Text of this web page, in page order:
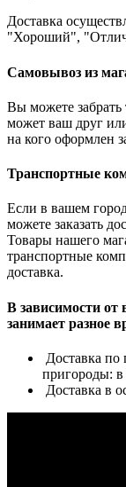
Доставка
"Хороший",
Самовывоз из
Вы можете забрать
может ваш друг
на кого оформлен
Транспортные
Если в вашем
можете заказать
Товары нашего
транспортные
доставка.
В зависимости от
занимает разное
Доставка по
пригороды: в
Доставка в